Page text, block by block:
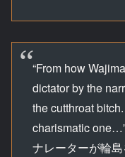
“From how
dictator by the
the cutthroat
charismatic
ナレーターが輪